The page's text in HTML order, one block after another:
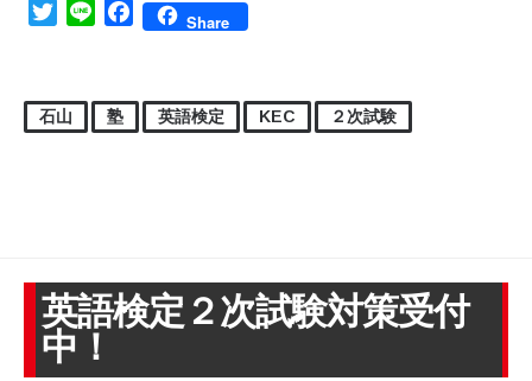
TwitterLine FacebookShare
石山 塾 英語検定 KEC ２次試験
英語検定２次試験対策受付
中！